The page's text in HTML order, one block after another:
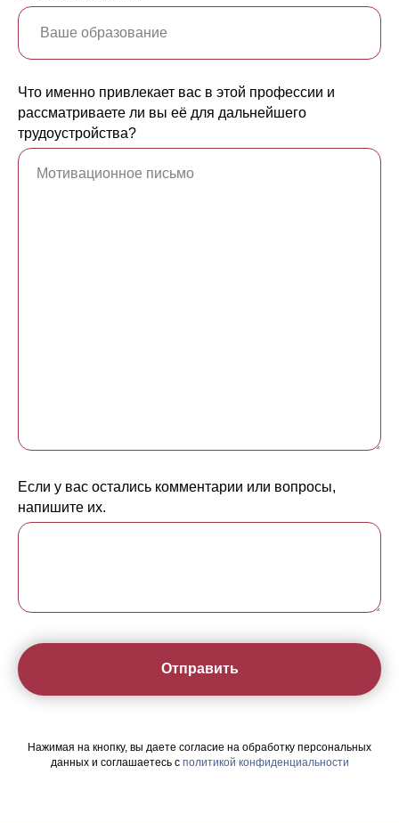
Что именно привлекает вас в этой профессии и
рассматриваете ли вы её для дальнейшего
трудоустройства?
Если у вас остались комментарии или вопросы,
напишите их.
Отправить
Нажимая на кнопку, вы даете согласие на обработку персональных
данных и соглашаетесь c политикой конфиденциальности